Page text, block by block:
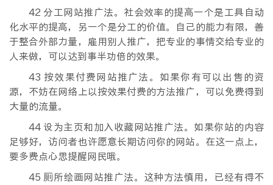
42 分工网站推广法。社会效率的提高一个是工具自动
化水平的提高，另一个是分工的价值。自己的能力有限，善
于整合外部力量，雇用别人推广，把专业的事情交给专业的
人来做，可以达到事半功倍的效果。
43 按效果付费网站推广法。如果你有可以出售的资
源，不妨在网络上以按效果付费的方法推广，可以免费得到
大量的流量。
44 设为主页和加入收藏网站推广法。如果你站的内容
足够好，访问者也许愿意长期访问你的网站。在这一点上，
要多费点心思提醒网民哦。
45 厕所绘画网站推广法。这种方法慎用，已经有得不